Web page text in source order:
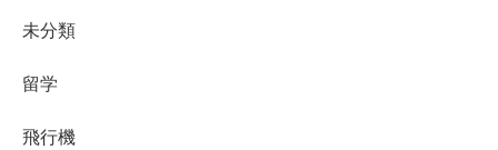
未分類
留学
飛行機